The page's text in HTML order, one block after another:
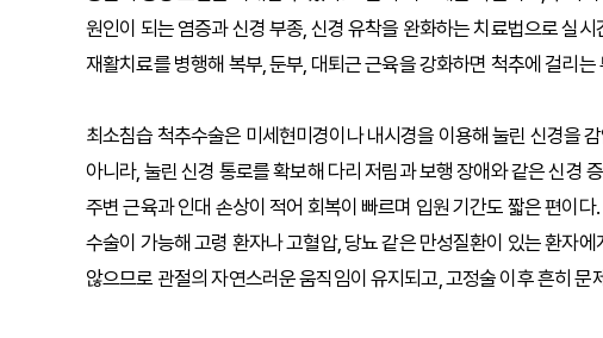
원인이 되는 염증과 신경 부종, 신경 유착을 완화하는 치료법으로 실
재활치료를 병행해 복부, 둔부, 대퇴근 근육을 강화하면 척추에 걸리
최소침습 척추수술은 미세현미경이나 내시경을 이용해 눌린 신경을
아니라, 눌린 신경 통로를 확보해 다리 저림과 보행 장애와 같은 신경
주변 근육과 인대 손상이 적어 회복이 빠르며 입원 기간도 짧은 편이
수술이 가능해 고령 환자나 고혈압, 당뇨 같은 만성질환이 있는 환자
않으므로 관절의 자연스러운 움직임이 유지되고, 고정술 이후 흔히